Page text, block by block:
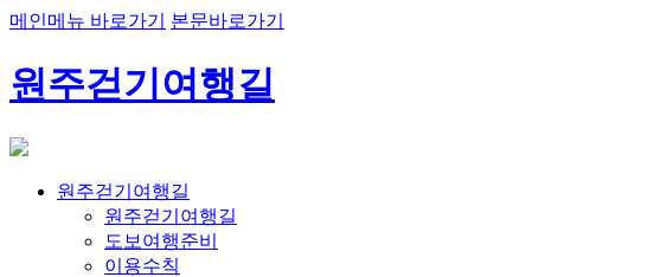
메인메뉴 바로가기 본문바로가기
원주걷기여행길
원주걷기여행길
원주걷기여행길
도보여행준비
이용수칙